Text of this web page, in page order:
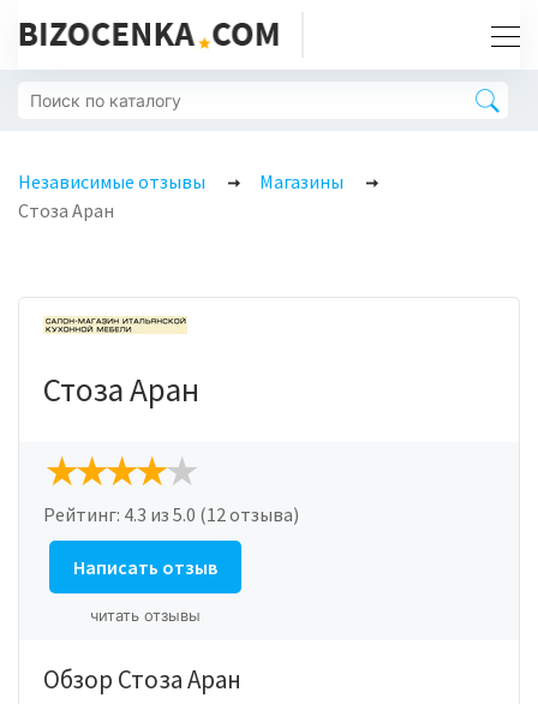
Независимые отзывы
Магазины
Стоза Аран
Стоза Аран
Рейтинг: 4.3 из 5.0 (12 отзыва)
Написать отзыв
читать отзывы
Обзор Стоза Аран